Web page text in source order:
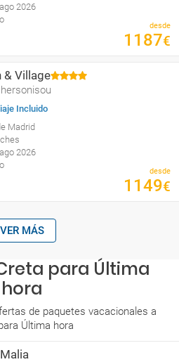
2026
desde
1187€
& Village
Incluido
Madrid
2026
desde
1149€
VER MÁS
para Última
hora
de paquetes vacacionales a
Última hora